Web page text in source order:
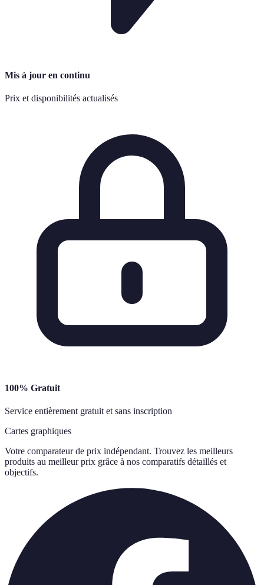
Mis à jour en continu
Prix et disponibilités actualisés
100% Gratuit
Service entièrement gratuit et sans inscription
Cartes graphiques
Votre comparateur de prix indépendant. Trouvez les meilleurs
produits au meilleur prix grâce à nos comparatifs détaillés et
objectifs.